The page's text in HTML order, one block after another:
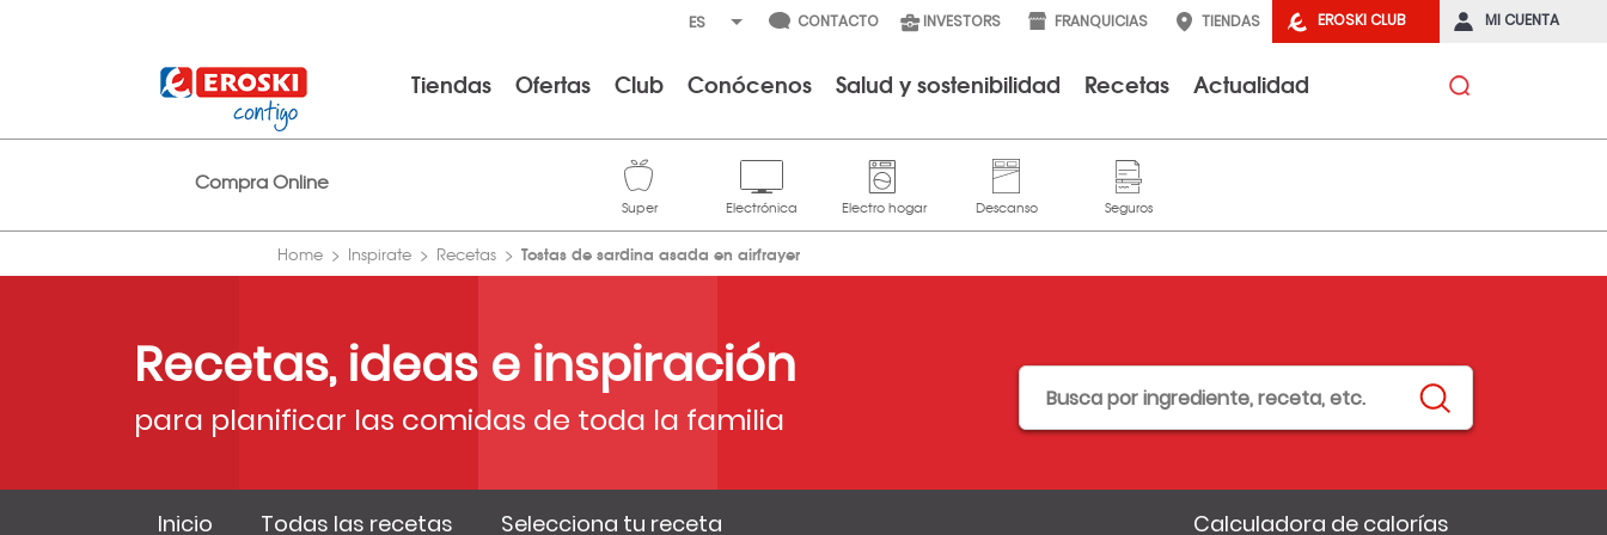
EROSKI CLUB MI CUENTA
CONTACTO INVESTORS FRANQUICIAS TIENDAS
Tiendas Ofertas Club Conócenos Salud y sostenibilidad Recetas Actualidad
Compra Online
Home Inspirate Recetas Tostas de sardina asada en airfrayer
Recetas, ideas e inspiración
para planificar las comidas de toda la familia
Inicio Todas las recetas Selecciona tu receta Calculadora de calorías